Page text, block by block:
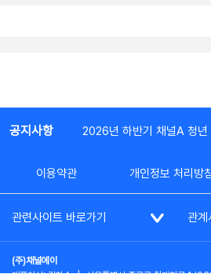
공지사항 2026년 하반기 채널A 청년
이용약관 개인정보 처리방
관련사이트 바로가기 관계
(주)채널에이